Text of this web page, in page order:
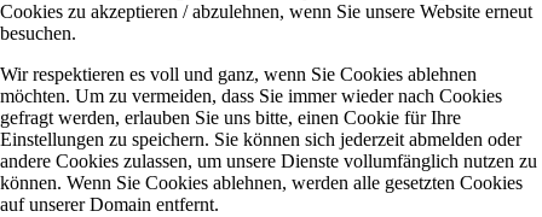
Cookies zu akzeptieren / abzulehnen, wenn Sie unsere Website erneut
besuchen.
Wir respektieren es voll und ganz, wenn Sie Cookies ablehnen
möchten. Um zu vermeiden, dass Sie immer wieder nach Cookies
gefragt werden, erlauben Sie uns bitte, einen Cookie für Ihre
Einstellungen zu speichern. Sie können sich jederzeit abmelden oder
andere Cookies zulassen, um unsere Dienste vollumfänglich nutzen zu
können. Wenn Sie Cookies ablehnen, werden alle gesetzten Cookies
auf unserer Domain entfernt.